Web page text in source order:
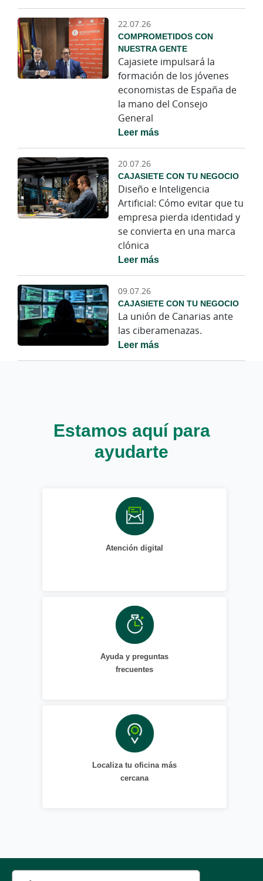
22.07.26
COMPROMETIDOS CON
NUESTRA GENTE
Cajasiete impulsará la
formación de los jóvenes
economistas de España de
la mano del Consejo
General
Leer más
20.07.26
CAJASIETE CON TU NEGOCIO
Diseño e Inteligencia
Artificial: Cómo evitar que tu
empresa pierda identidad y
se convierta en una marca
clónica
Leer más
09.07.26
CAJASIETE CON TU NEGOCIO
La unión de Canarias ante
las ciberamenazas.
Leer más
Estamos aquí para
ayudarte
Atención digital
Ayuda y preguntas
frecuentes
Localiza tu oficina más
cercana